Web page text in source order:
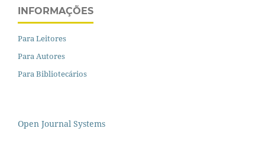
INFORMAÇÕES
Para Leitores
Para Autores
Para Bibliotecários
Open Journal Systems